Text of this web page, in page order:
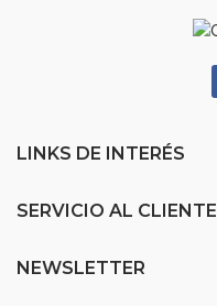
LINKS DE INTERÉS
SERVICIO AL CLIENTE
NEWSLETTER